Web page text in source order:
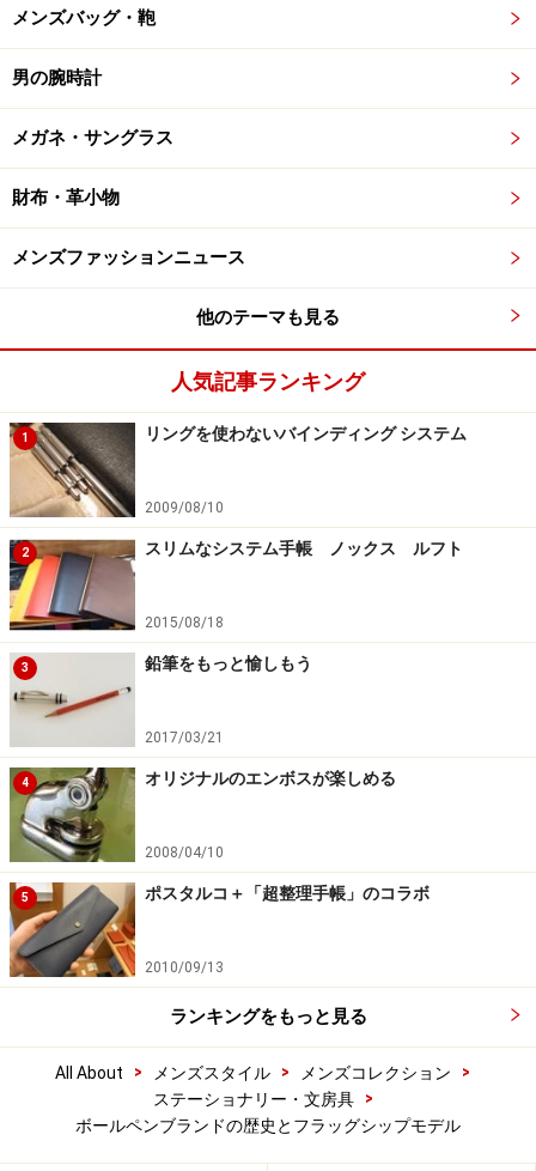
メンズバッグ・鞄
男の腕時計
メガネ・サングラス
財布・革小物
メンズファッションニュース
他のテーマも見る
人気記事ランキング
1 リングを使わないバインディング システム
2009/08/10
2 スリムなシステム手帳 ノックス ルフト
2015/08/18
3 鉛筆をもっと愉しもう
2017/03/21
4 オリジナルのエンボスが楽しめる
2008/04/10
5 ポスタルコ＋「超整理手帳」のコラボ
2010/09/13
ランキングをもっと見る
All About > メンズスタイル > メンズコレクション
>
ステーショナリー・文房具
>
ボールペンブランドの歴史とフラッグシップモデル